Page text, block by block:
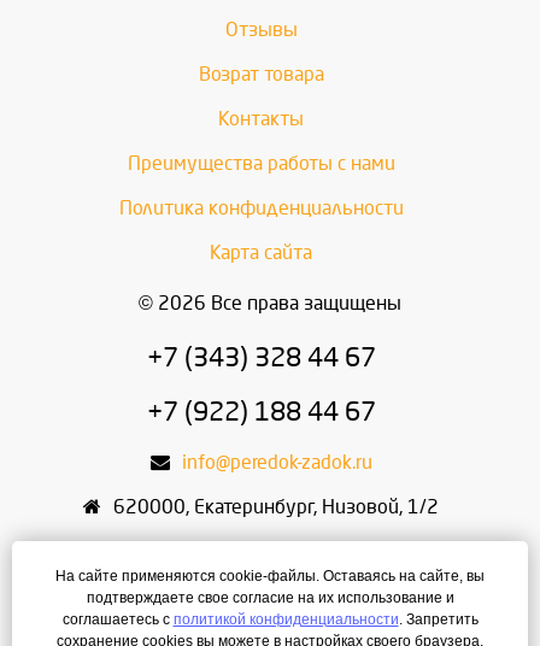
Отзывы
Возрат товара
Контакты
Преимущества работы с нами
Политика конфиденциальности
Карта сайта
© 2026 Все права защищены
+7 (343) 328 44 67
+7 (922) 188 44 67
info@peredok-zadok.ru
620000, Екатеринбург, Низовой, 1/2
ИНН: 666400495321
ОГРН: 304667436400168
На сайте применяются cookie-файлы. Оставаясь на сайте, вы
подтверждаете свое согласие на их использование и
соглашаетесь с политикой конфиденциальности. Запретить
сохранение cookies вы можете в настройках своего браузера.